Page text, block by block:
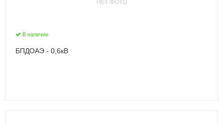
В наличии
БПДОАЭ - 0,6кВ